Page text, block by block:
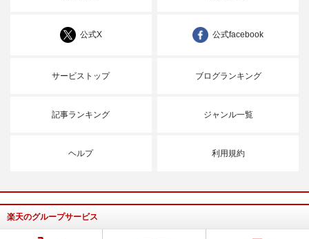
公式X 公式facebook
サービストップ ブログランキング
記事ランキング ジャンル一覧
ヘルプ 利用規約
楽天のグループサービス